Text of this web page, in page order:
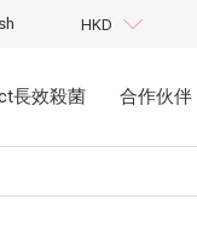
HKD
長效殺菌 合作伙伴